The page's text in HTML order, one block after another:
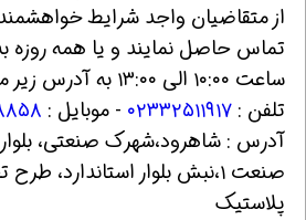
از متقاضیان واجد شرایط
تماس حاصل نمایند و یا همه روزه
ساعت ۱۰:۰۰ الی ۱۳:۰۰ به آدرس زیر مراجعه نمایند.
تلفن : ۰۲۳۳۲۵۱۱۹۱۷ - موبایل :
آدرس : شاهرود،شهرک صنعتی،
صنعت ۱،نبش بلوار
پلاستیک